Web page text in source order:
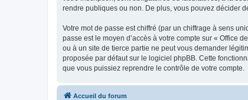
rendre publiques ou non. De plus, vous pouvez décider
Votre mot de passe est chiffré (par un chiffrage à sens
passe est le moyen d’accès à votre compte sur « Office
ou à un site de tierce partie ne peut vous demander
proposée par défaut sur le logiciel phpBB. Cette
que vous puissiez reprendre le contrôle de votre compte.
Accueil du forum